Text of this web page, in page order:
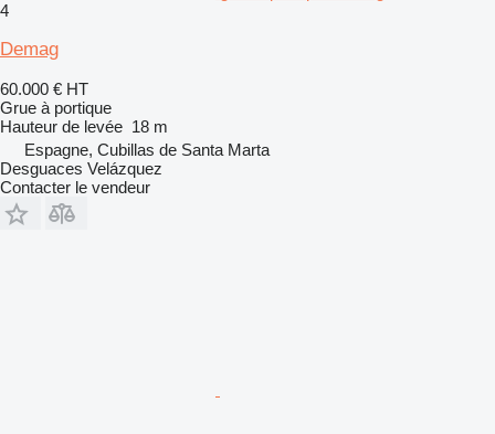
4
Demag
60.000 € HT
Grue à portique
Hauteur de levée 18 m
Espagne, Cubillas de Santa Marta
Desguaces Velázquez
Contacter le vendeur